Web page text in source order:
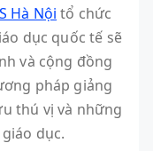
Hà Nội tổ chức
dục quốc tế sẽ
và cộng đồng
pháp giảng
thú vị và những
dục.